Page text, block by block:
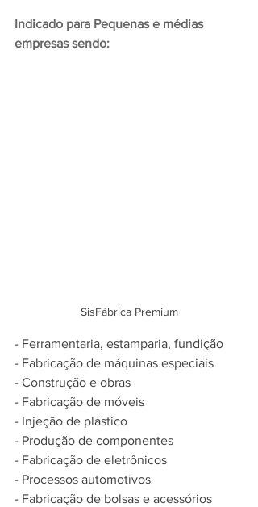
Indicado para Pequenas e médias
empresas sendo:
SisFábrica Premium
- Ferramentaria, estamparia, fundição
- Fabricação de máquinas especiais
- Construção e obras
- Fabricação de móveis
- Injeção de plástico
- Produção de componentes
- Fabricação de eletrônicos
- Processos automotivos
- Fabricação de bolsas e acessórios